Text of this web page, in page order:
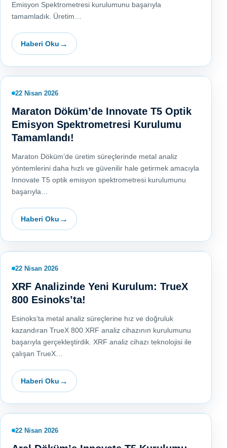
Emisyon Spektrometresi kurulumunu başarıyla
tamamladık. Üretim…
Haberi Oku
22 Nisan 2026
Maraton Döküm’de Innovate T5 Optik
Emisyon Spektrometresi Kurulumu
Tamamlandı!
Maraton Döküm’de üretim süreçlerinde metal analiz
yöntemlerini daha hızlı ve güvenilir hale getirmek amacıyla
Innovate T5 optik emisyon spektrometresi kurulumunu
başarıyla…
Haberi Oku
22 Nisan 2026
XRF Analizinde Yeni Kurulum: TrueX
800 Esinoks’ta!
Esinoks’ta metal analiz süreçlerine hız ve doğruluk
kazandıran TrueX 800 XRF analiz cihazının kurulumunu
başarıyla gerçekleştirdik. XRF analiz cihazı teknolojisi ile
çalışan TrueX…
Haberi Oku
22 Nisan 2026